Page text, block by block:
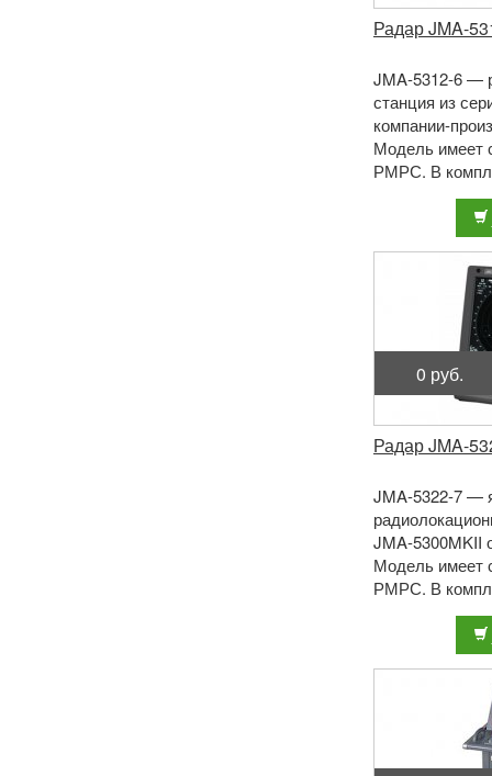
Радар JMA-
JMA-5312-6 —
станция из
компании-
Модель имеет
РМРС. В
5312-6
0 руб.
Радар JMA-
JMA-5322-7 —
JMA-5300MKII
Модель имеет
РМРС. В
5322-7